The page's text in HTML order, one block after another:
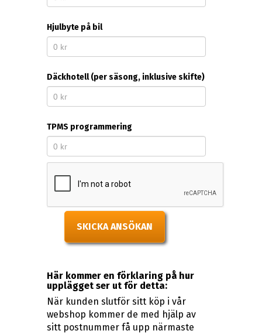
Hjulbyte på bil
Däckhotell (per säsong, inklusive skifte)
TPMS programmering
SKICKA ANSÖKAN
Här kommer en förklaring på hur
upplägget ser ut för detta:
När kunden slutför sitt köp i vår
webshop kommer de med hjälp av
sitt postnummer få upp närmaste